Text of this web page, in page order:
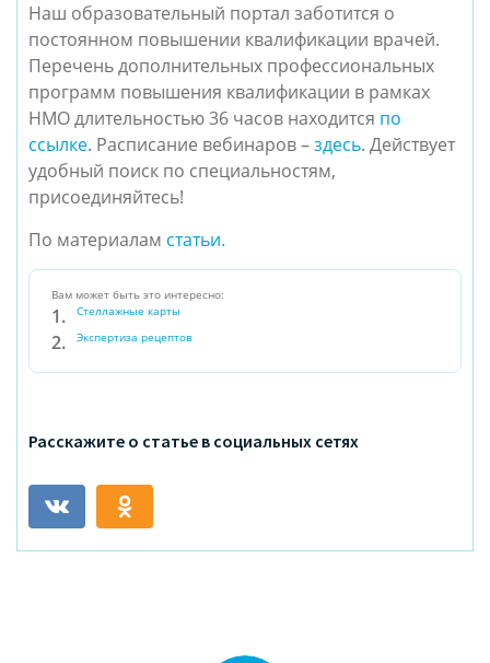
Наш образовательный портал заботится о
постоянном повышении квалификации врачей.
Перечень дополнительных профессиональных
программ повышения квалификации в рамках
НМО длительностью 36 часов находится по
ссылке. Расписание вебинаров –здесь. Действует
удобный поиск по специальностям,
присоединяйтесь!
По материалам статьи.
Вам может быть это интересно:
Стеллажные карты
Экспертиза рецептов
Расскажите о статье в социальных сетях